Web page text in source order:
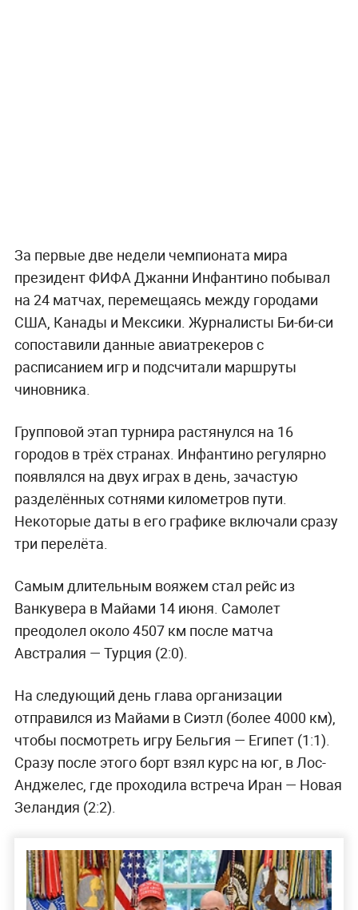
За первые две недели чемпионата мира
президент ФИФА Джанни Инфантино побывал
на 24 матчах, перемещаясь между городами
США, Канады и Мексики. Журналисты Би-би-си
сопоставили данные авиатрекеров с
расписанием игр и подсчитали маршруты
чиновника.
Групповой этап турнира растянулся на 16
городов в трёх странах. Инфантино регулярно
появлялся на двух играх в день, зачастую
разделённых сотнями километров пути.
Некоторые даты в его графике включали сразу
три перелёта.
Самым длительным вояжем стал рейс из
Ванкувера в Майами 14 июня. Самолет
преодолел около 4507 км после матча
Австралия — Турция (2:0).
На следующий день глава организации
отправился из Майами в Сиэтл (более 4000 км),
чтобы посмотреть игру Бельгия — Египет (1:1).
Сразу после этого борт взял курс на юг, в Лос-
Анджелес, где проходила встреча Иран — Новая
Зеландия (2:2).